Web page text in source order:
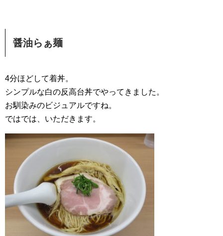
醤油らぁ麺
4分ほどして着丼。
シンプルな白の反高台丼でやってきました。
お馴染みのビジュアルですね。
ではでは、いただきます。